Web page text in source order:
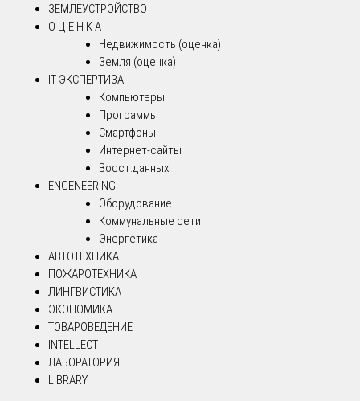
ЗЕМЛЕУСТРОЙСТВО
О Ц Е Н К А
Недвижимость (оценка)
Земля (оценка)
IT ЭКСПЕРТИЗА
Компьютеры
Программы
Смартфоны
Интернет-сайты
Восст.данных
ENGENEERING
Оборудование
Коммунальные сети
Энергетика
АВТОТЕХНИКА
ПОЖАРОТЕХНИКА
ЛИНГВИСТИКА
ЭКОНОМИКА
ТОВАРОВЕДЕНИЕ
INTELLECT
ЛАБОРАТОРИЯ
LIBRARY